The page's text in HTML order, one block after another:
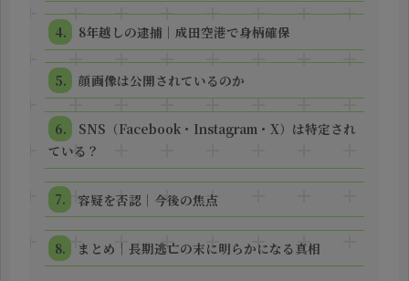
8年越しの逮捕｜成田空港で身柄確保
顔画像は公開されているのか
SNS（Facebook・Instagram・X）は特定され
ている？
容疑を否認｜今後の焦点
まとめ｜長期逃亡の末に明らかになる真相